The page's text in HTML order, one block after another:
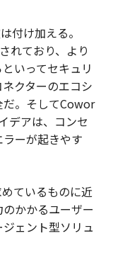
付け加える。
れており、より
いってセキュリ
クターのエコシ
だ。そしてCowor
デアは、コンセ
ーが起きやす
ているものに近
かかるユーザー
ェント型ソリュ